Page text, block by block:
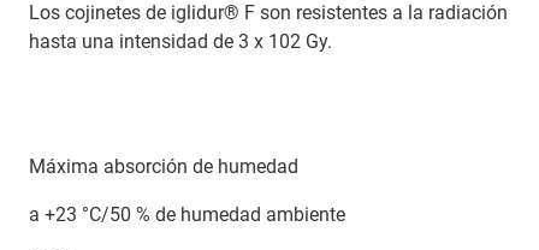
Los cojinetes de iglidur® F son resistentes a la radiación
hasta una intensidad de 3 x 102 Gy.
Máxima absorción de humedad
a +23 °C/50 % de humedad ambiente